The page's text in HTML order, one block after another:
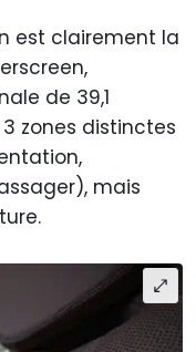
est clairement la
de 39,1
zones distinctes
mais